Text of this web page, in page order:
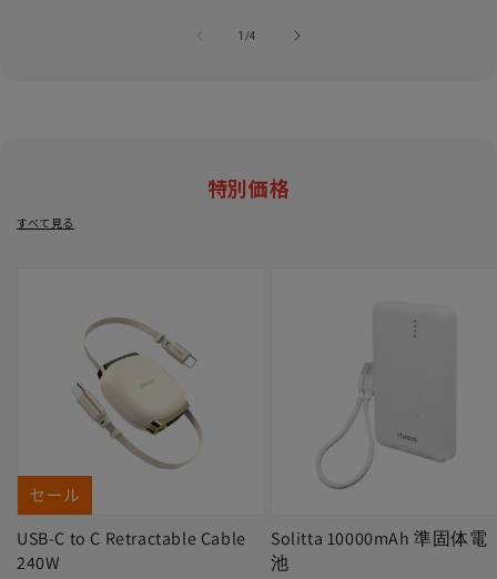
1 /
の4
特別価格
すべて見る
セール
USB-C to C Retractable Cable
240W
Solitta 10000mAh 準固体電
池